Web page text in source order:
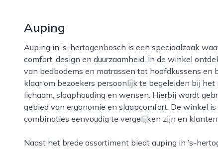
Auping
Auping in ’s-hertogenbosch is een speciaalzaak waar slapen centraal staat, met aandacht voor
comfort, design en duurzaamheid. In de winkel
van bedbodems en matrassen tot hoofdkussens
klaar om bezoekers persoonlijk te begeleiden bij
lichaam, slaaphouding en wensen. Hierbij wordt
gebied van ergonomie en slaapcomfort. De winkel
combinaties eenvoudig te vergelijken zijn en
Naast het brede assortiment biedt auping in ’s-hertogenbosch uitgebreide mogelijkheden voor